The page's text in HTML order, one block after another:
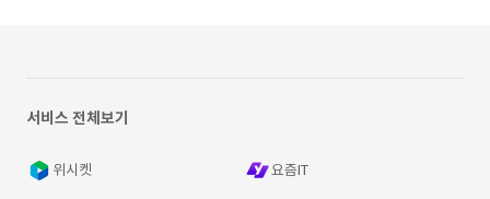
서비스 전체보기
위시켓 요즘IT